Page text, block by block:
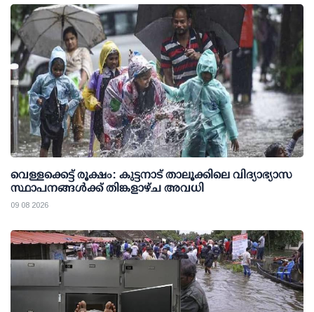
വെള്ളക്കെട്ട് രൂക്ഷം: കുട്ടനാട് താലൂക്കിലെ വിദ്യാഭ്യാസ
സ്ഥാപനങ്ങള്‍ക്ക് തിങ്കളാഴ്ച അവധി
09 08 2026